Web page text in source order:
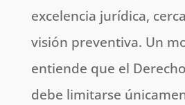
excelencia jurídica,
visión preventiva. Un
entiende que el
debe limitarse